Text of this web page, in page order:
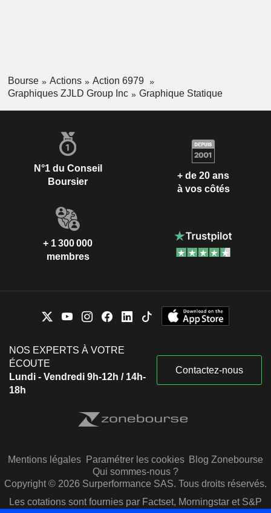
Bourse Actions
Action 6979
Graphiques ZJLD Group Inc
Graphique Statique
N°1 du Conseil
Boursier
+ de 20 ans
à vos côtés
+ 1 300 000
membres
NOS EXPERTS À VOTRE
ÉCOUTE
Lundi - Vendredi 9h-12h / 14h-
18h
Contactez-nous
Mentions légales Paramétrer les cookies Blog Zonebourse
Qui sommes-nous ?
Copyright © 2026 Surperformance SAS. Tous droits réservés.
Les cotations sont fournies par Factset, Morningstar et S&P